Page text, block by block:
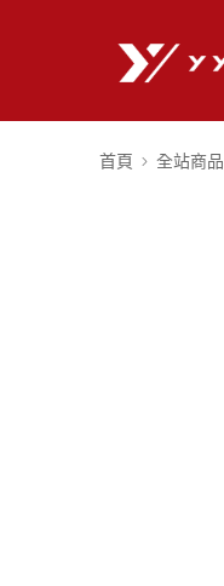
首頁 全站商品